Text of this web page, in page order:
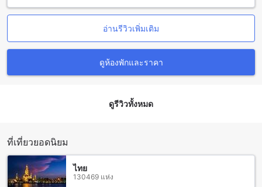
คุณสามารถสัมผัสประสบการณ์ทางศาสนาและชมวิวที่สวยงาม
ได้ที่นี่
นอกจากนี้ยังมีพระใหญ่ วิศรุตมวยไทย เทรนนิง ซึ่งเป็นสถานที่ที่
คุณสามารถเรียนรู้เกี่ยวกับศิลปะการต่อสู้แบบมวยไทยได้ คุณ
สามารถชมการฝึกซ้อมและการแข่งขันของนักมวยได้ในสถานที่นี้
อีกทั้งยังมีจุดเยี่ยมชมอื่นๆ เช่น ปิ๊ตตะลิว อาร์ตแกลเลอรี่ ที่นี่เป็น
สถานที่ที่นักศิลปะและคนรักศิลปะต่างได้มาร่วมสัมผัสกับงาน
สำคัญในเชิงศาสนาและมีความสำคัญอย่างมากในพื้นที่นี้
Chilling Hill Guesthouse ตั้งอยู่ในทำเลที่ยอดเยี่ยมที่สุดใน ปาย
และมีร้านอาหารที่น่าตื่นเต้นรอบๆ ที่พัก บรรยากาศอบอุ่นและ
เป็นกลางแจ้ง คุณสามารถเดินทางไปยัง The House Cafe' Home
stead และร้าน Sunset View @ Pai เพื่อสัมผัสกับอาหารอร่อย
อ่านรีวิวเพิ่มเติม
ดูห้องพักและราคา
ดูรีวิวทั้งหมด
ที่เที่ยวยอดนิยม
ไทย
130469 แห่ง